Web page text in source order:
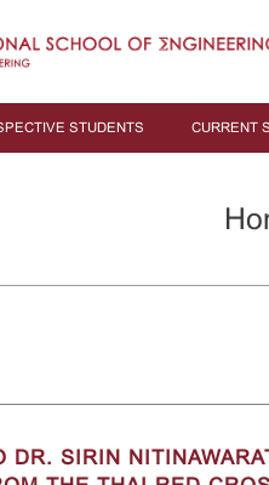
STUDENTS CURRENT
DR. SIRIN